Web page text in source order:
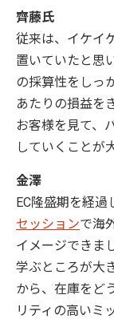
齊藤氏
従来は、イケイ
置いていたと思
の採算性をしっ
あたりの損益を
お客様を見て、
していくことが
金澤
EC隆盛期を経過
セッションで海
イメージできま
学ぶところが大
から、在庫をど
リティの高いミ